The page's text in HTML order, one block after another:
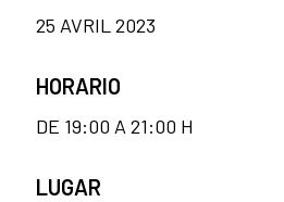
25 AVRIL 2023
HORARIO
DE 19:00 A 21:00 H
LUGAR